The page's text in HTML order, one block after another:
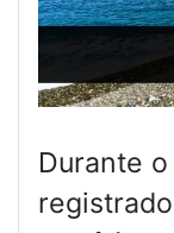
Durante